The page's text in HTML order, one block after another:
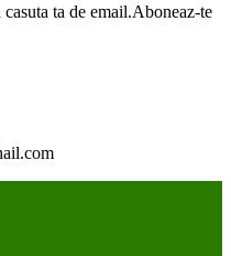
ta de email.Aboneaz-te